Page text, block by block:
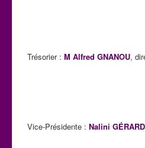
Trésorier : M Alfred GNANOU,
Vice-Présidente : Nalini GÉRARD